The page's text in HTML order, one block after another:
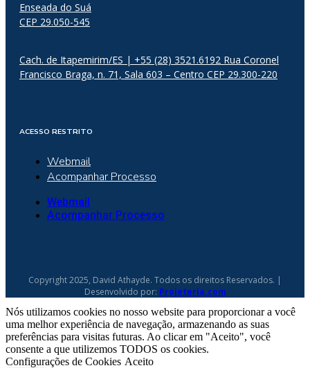
Enseada do Suá
CEP 29.050-545
Cach. de Itapemirim/ES | +55 (28) 3521.6192 Rua Coronel
Francisco Braga, n. 71, Sala 603 – Centro CEP 29.300-220
ACESSO RESTRITO
Webmail
Acompanhar Processo
Webmail
Acompanhar Processo
Copyright 2025, David Athayde. Todos os direitos Reservados. |
Desenvolvido por: Projeteria.com
Nós utilizamos cookies no nosso website para proporcionar a você
uma melhor experiência de navegação, armazenando as suas
preferências para visitas futuras. Ao clicar em "Aceito", você
consente a que utilizemos TODOS os cookies.
Configurações de Cookies Aceito